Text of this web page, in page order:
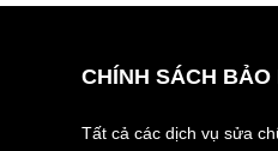
CHÍNH SÁCH BẢO
Tất cả các dịch vụ sửa